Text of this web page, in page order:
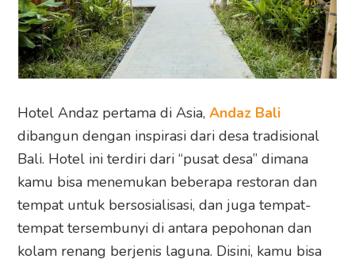
Hotel Andaz pertama di Asia,Andaz Bali
dibangun dengan inspirasi dari desa tradisional
Bali. Hotel ini terdiri dari “pusat desa” dimana
kamu bisa menemukan beberapa restoran dan
tempat untuk bersosialisasi, dan juga tempat-
tempat tersembunyi di antara pepohonan dan
kolam renang berjenis laguna. Disini, kamu bisa